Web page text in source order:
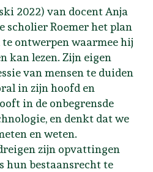
2022) van docent Anja
scholier Roemer het plan
ontwerpen waarmee hij
kan lezen. Zijn eigen
van mensen te duiden
in zijn hoofd en
in de onbegrensde
en denkt dat we
en weten.
zijn opvattingen
hun bestaansrecht te